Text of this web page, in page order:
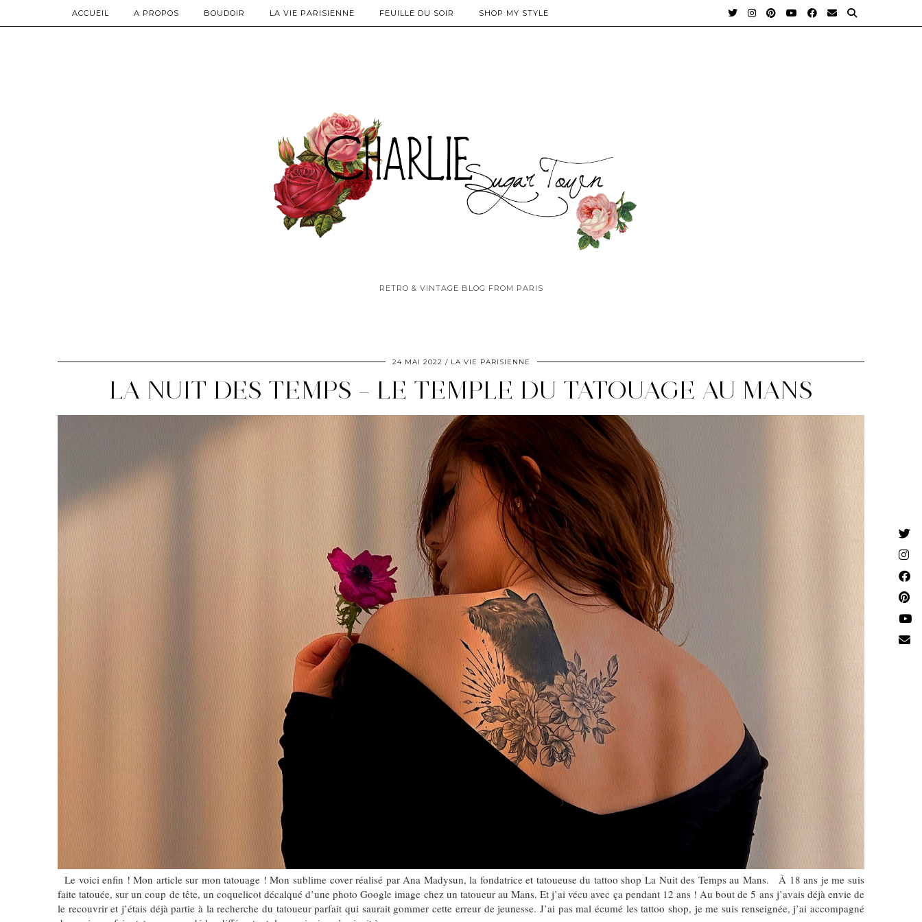
RETRO & VINTAGE BLOG FROM PARIS
ACCUEIL A PROPOS BOUDOIR LA VIE PARISIENNE FEUILLE DU SOIR SHOP MY STYLE
24 MAI 2022 LA VIE PARISIENNE
LA NUIT DES TEMPS – LE TEMPLE DU TATOUAGE AU MANS
Le voici enfin ! Mon article sur mon tatouage ! Mon sublime cover réalisé par Ana Madysun, la fondatrice et tatoueuse du tattoo shop La Nuit des Temps au Mans. À 18 ans je me suis
faite tatouée, sur un coup de tête, un coquelicot décalqué d’une photo Google image chez un tatoueur au Mans. Et j’ai vécu avec ça pendant 12 ans ! Au bout de 5 ans j’avais déjà envie de
le recouvrir et j’étais déjà partie à la recherche du tatoueur parfait qui saurait gommer cette erreur de jeunesse. J’ai pas mal écumé les tattoo shop, je me suis renseignée, j’ai accompagné